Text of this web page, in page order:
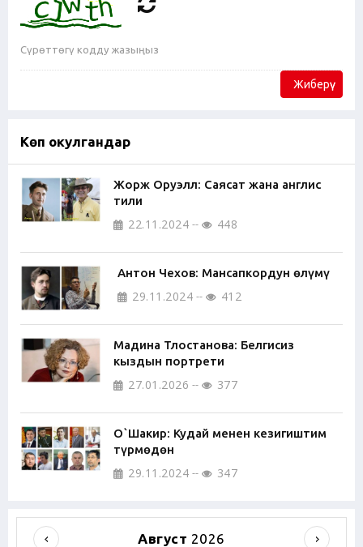
Жиберүү
Көп окулгандар
Жорж Оруэлл: Саясат жана англис
тили
22.11.2024 448
Антон Чехов: Мансапкордун өлүмү
29.11.2024 412
Мадина Тлостанова: Белгисиз
кыздын портрети
27.01.2026 377
О`Шакир: Кудай менен кезигиштим
түрмөдөн
29.11.2024 347
Август 2026